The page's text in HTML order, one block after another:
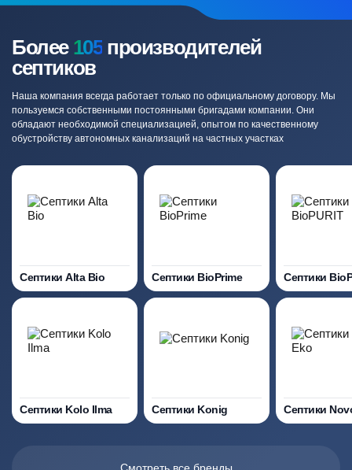
Более 105 производителей
септиков
Наша компания всегда работает только по официальному договору. Мы
пользуемся собственными постоянными бригадами компании. Они
обладают необходимой специализацией, опытом по качественному
обустройству автономных канализаций на частных участках
Септики Alta Bio Септики BioPrime Септики
Септики Kolo Ilma Септики Konig Септики
Смотреть все бренды